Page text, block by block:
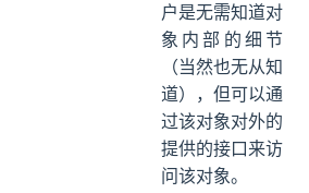
户是无需知道对
象内部的细节
（当然也无从知
道），但可以通
过该对象对外的
提供的接口来访
问该对象。